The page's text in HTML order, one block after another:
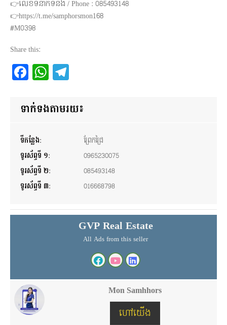
👉លេខទំនាក់ទំនង / Phone : 085493148
👉https://t.me/samphorsmon168
#M0398
Share this:
Facebook
WhatsApp
ទាក់ទងតាមរយ៖
ទីកន្លែង:
ព្រែកជ្រៃ
ទូរស័ព្ទទី ១:
0965230075
ទូរស័ព្ទទី ២:
085493148
ទូរស័ព្ទទី ៣:
016668798
GVP Real Estate
All Ads from this seller
Mon Samhhors
ហៅយើង